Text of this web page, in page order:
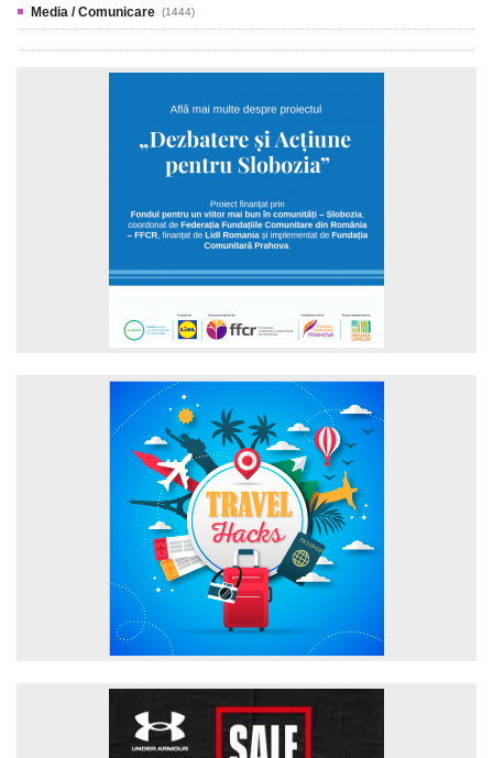
Media / Comunicare (1444)